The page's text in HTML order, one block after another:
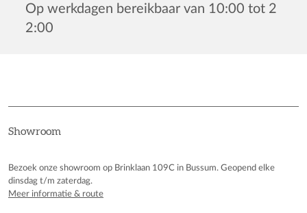
Op werkdagen bereikbaar van 10:00 tot 2
2:00
Showroom
Bezoek onze showroom op Brinklaan 109C in Bussum. Geopend elke
dinsdag t/m zaterdag.
Meer informatie & route